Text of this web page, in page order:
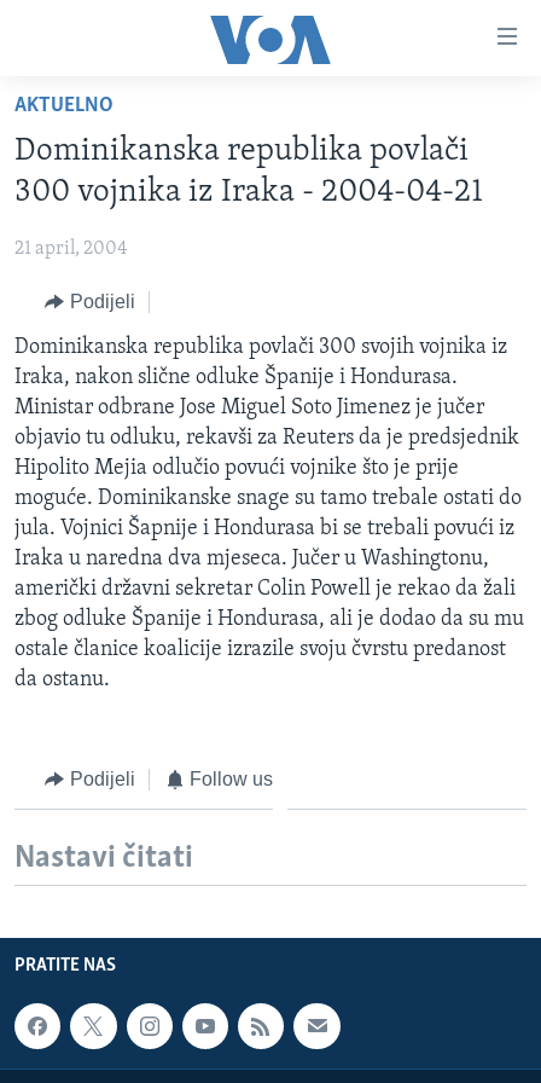
glavni
sadržaj
Pređi
na
glavnu
navigaciju
pretragu
TV PROGRAM
FOTOGRAFIJE DANA
VIJESTI
SJEDINJENE AMERIČKE DRŽAVE
BOSNA I HERCEGOVINA
SVIJET
NAUKA I TEHNOLOGIJA
SPECIJALNI PROJEKTI
KORUPCIJA
SLOBODA MEDIJA
ŽENSKA STRANA
IZBJEGLIČKA STRANA
MAGAZIN
O GLASU AMERIKE
Learning English
Jezici
AKTUELNO
Dominikanska republika povlači
300 vojnika iz Iraka - 2004-04-21
21 april, 2004
Podijeli
Dominikanska republika povlači 300 svojih vojnika iz
Iraka, nakon slične odluke Španije i Hondurasa.
Ministar odbrane Jose Miguel Soto Jimenez je jučer
objavio tu odluku, rekavši za Reuters da je predsjednik
Hipolito Mejia odlučio povući vojnike što je prije
moguće. Dominikanske snage su tamo trebale ostati do
jula. Vojnici Šapnije i Hondurasa bi se trebali povući iz
Iraka u naredna dva mjeseca. Jučer u Washingtonu,
američki državni sekretar Colin Powell je rekao da žali
zbog odluke Španije i Hondurasa, ali je dodao da su mu
ostale članice koalicije izrazile svoju čvrstu predanost
da ostanu.
Podijeli Follow us
Nastavi čitati
PRATITE NAS